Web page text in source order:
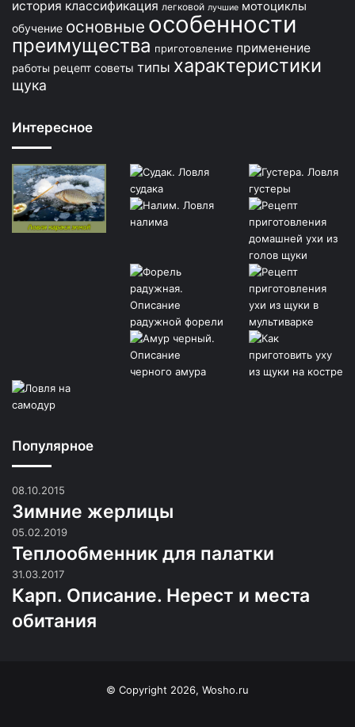
история классификация легковой лучшие мотоциклы
обучение основные особенности
преимущества приготовление применение
работы рецепт советы типы характеристики
щука
Интересное
Популярное
08.10.2015
Зимние жерлицы
05.02.2019
Теплообменник для палатки
31.03.2017
Карп. Описание. Нерест и места
обитания
© Copyright 2026, Wosho.ru